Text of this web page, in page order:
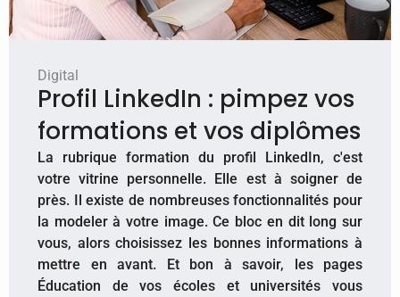
Digital
Profil LinkedIn : pimpez vos
formations et vos diplômes
​La rubrique formation du profil LinkedIn, c'est
votre vitrine personnelle. Elle est à soigner de
près. Il existe de nombreuses fonctionnalités pour
la modeler à votre image. Ce bloc en dit long sur
vous, alors choisissez les bonnes informations à
mettre en avant. Et bon à savoir, les pages
Éducation de vos écoles et universités vous